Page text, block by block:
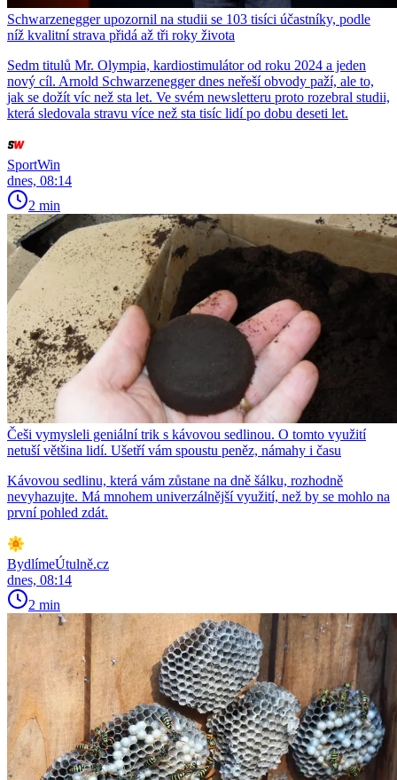
Schwarzenegger upozornil na studii se 103 tisíci účastníky, podle
níž kvalitní strava přidá až tři roky života
Sedm titulů Mr. Olympia, kardiostimulátor od roku 2024 a jeden
nový cíl. Arnold Schwarzenegger dnes neřeší obvody paží, ale to,
jak se dožít víc než sta let. Ve svém newsletteru proto rozebral studii,
která sledovala stravu více než sta tisíc lidí po dobu deseti let.
SportWin
dnes, 08:14
2 min
Češi vymysleli geniální trik s kávovou sedlinou. O tomto využití
netuší většina lidí. Ušetří vám spoustu peněz, námahy i času
Kávovou sedlinu, která vám zůstane na dně šálku, rozhodně
nevyhazujte. Má mnohem univerzálnější využití, než by se mohlo na
první pohled zdát.
BydlímeÚtulně.cz
dnes, 08:14
2 min